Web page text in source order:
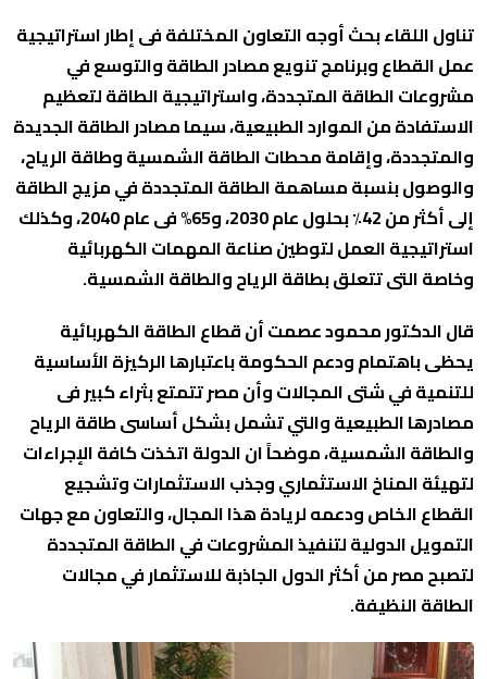
تناول اللقاء بحث أوجه التعاون المختلفة فى إطار استراتيجية
عمل القطاع وبرنامج تنويع مصادر الطاقة والتوسع في
مشروعات الطاقة المتجددة، واستراتيجية الطاقة لتعظيم
الاستفادة من الموارد الطبيعية، سيما مصادر الطاقة الجديدة
والمتجددة، وإقامة محطات الطاقة الشمسية وطاقة الرياح،
والوصول بنسبة مساهمة الطاقة المتجددة في مزيج الطاقة
إلى أكثر من 42٪ بحلول عام 2030، و65% فى عام 2040، وكذلك
استراتيجية العمل لتوطين صناعة المهمات الكهربائية
وخاصة التى تتعلق بطاقة الرياح والطاقة الشمسية.
قال الدكتور محمود عصمت أن قطاع الطاقة الكهربائية
يحظى باهتمام ودعم الحكومة باعتبارها الركيزة الأساسية
للتنمية في شتى المجالات وأن مصر تتمتع بثراء كبير فى
مصادرها الطبيعية والتي تشمل بشكل أساسى طاقة الرياح
والطاقة الشمسية، موضحاً ان الدولة اتخذت كافة الإجراءات
لتهيئة المناخ الاستثماري وجذب الاستثمارات وتشجيع
القطاع الخاص ودعمه لريادة هذا المجال، والتعاون مع جهات
التمويل الدولية لتنفيذ المشروعات في الطاقة المتجددة
لتصبح مصر من أكثر الدول الجاذبة للاستثمار في مجالات
الطاقة النظيفة.